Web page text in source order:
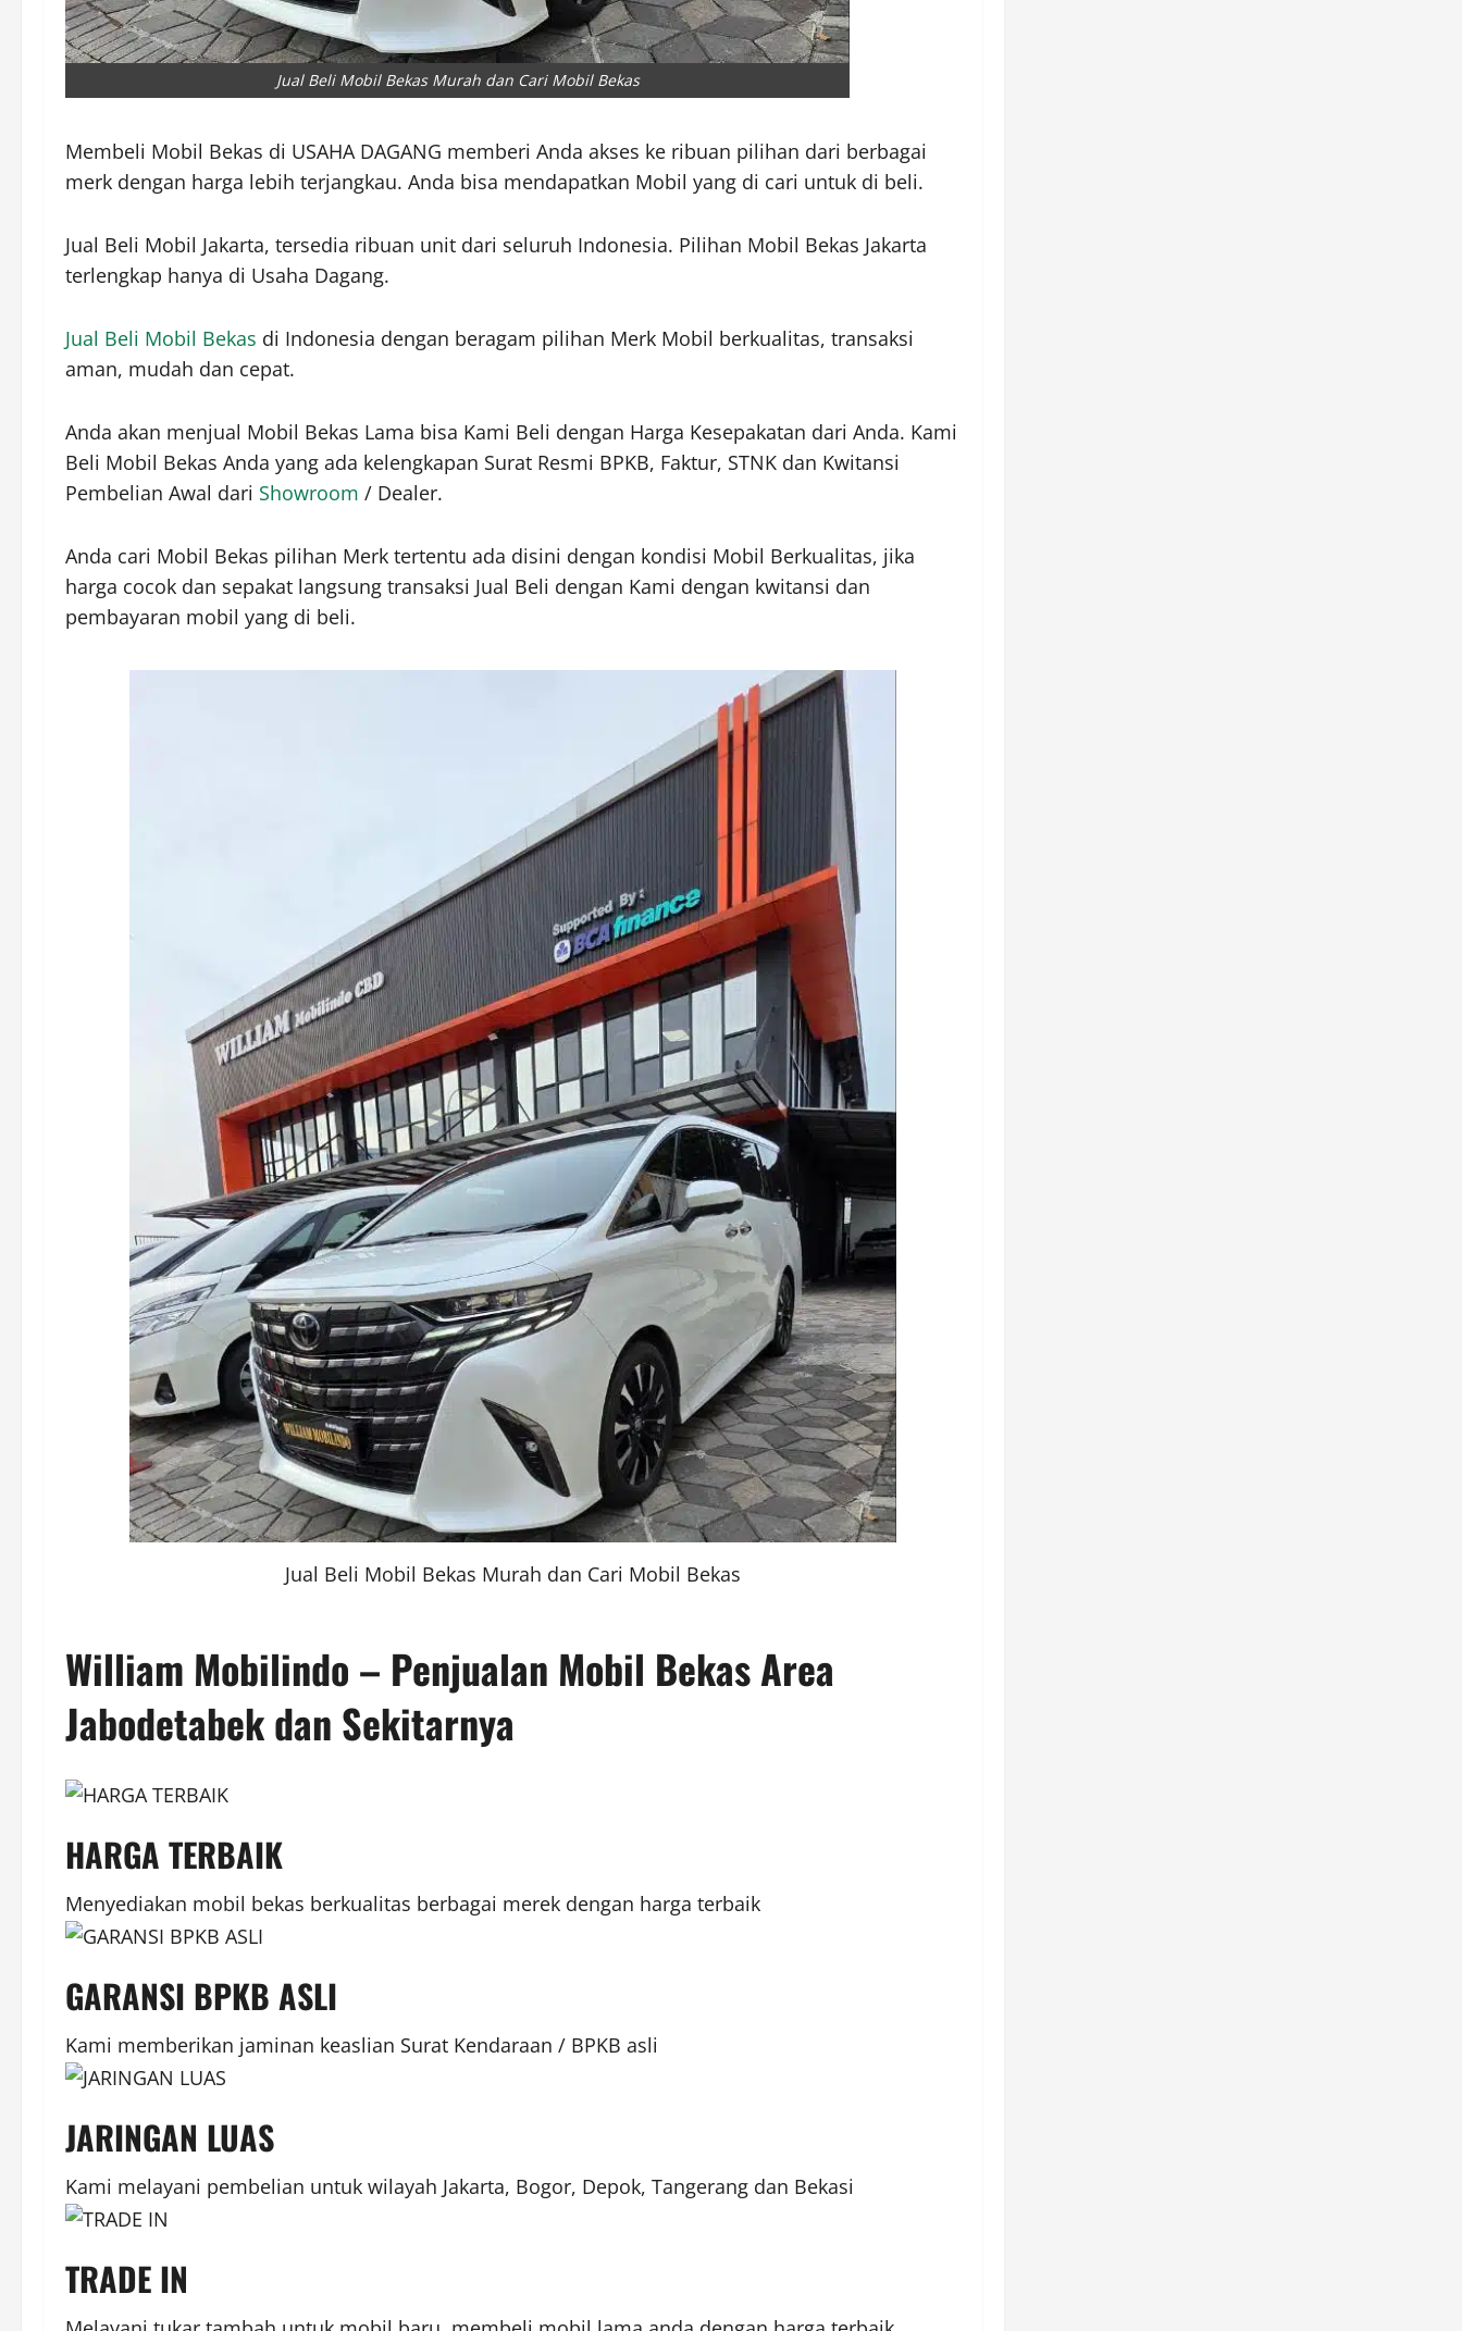
Jual Beli Mobil Bekas Murah dan Cari Mobil Bekas
Membeli Mobil Bekas di USAHA DAGANG memberi Anda akses ke ribuan pilihan dari berbagai
merk dengan harga lebih terjangkau. Anda bisa mendapatkan Mobil yang di cari untuk di beli.
Jual Beli Mobil Jakarta, tersedia ribuan unit dari seluruh Indonesia. Pilihan Mobil Bekas Jakarta
terlengkap hanya di Usaha Dagang.
Jual Beli Mobil Bekas di Indonesia dengan beragam pilihan Merk Mobil berkualitas, transaksi
aman, mudah dan cepat.
Anda akan menjual Mobil Bekas Lama bisa Kami Beli dengan Harga Kesepakatan dari Anda. Kami
Beli Mobil Bekas Anda yang ada kelengkapan Surat Resmi BPKB, Faktur, STNK dan Kwitansi
Pembelian Awal dari Showroom / Dealer.
Anda cari Mobil Bekas pilihan Merk tertentu ada disini dengan kondisi Mobil Berkualitas, jika
harga cocok dan sepakat langsung transaksi Jual Beli dengan Kami dengan kwitansi dan
pembayaran mobil yang di beli.
Jual Beli Mobil Bekas Murah dan Cari Mobil Bekas
William Mobilindo – Penjualan Mobil Bekas Area
Jabodetabek dan Sekitarnya
HARGA TERBAIK
Menyediakan mobil bekas berkualitas berbagai merek dengan harga terbaik
GARANSI BPKB ASLI
Kami memberikan jaminan keaslian Surat Kendaraan / BPKB asli
JARINGAN LUAS
Kami melayani pembelian untuk wilayah Jakarta, Bogor, Depok, Tangerang dan Bekasi
TRADE IN